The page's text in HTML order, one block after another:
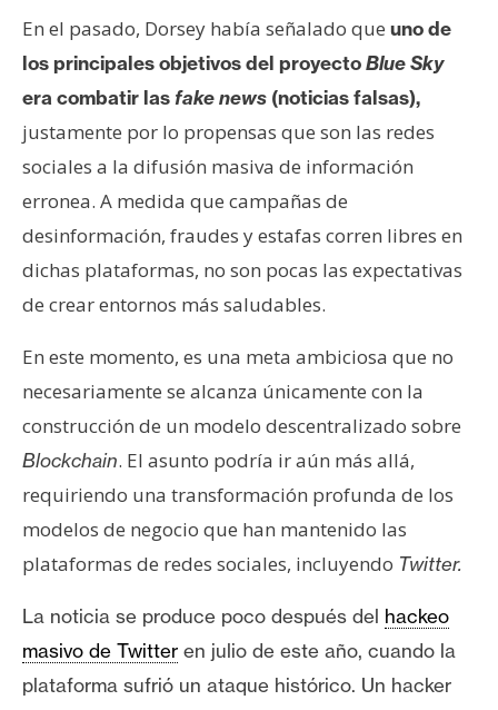
En el pasado, Dorsey había señalado que uno de
los principales objetivos del proyectoBlue Sky
era combatir las fake news (noticias falsas),
justamente por lo propensas que son las redes
sociales a la difusión masiva de información
erronea. A medida que campañas de
desinformación, fraudes y estafas corren libres en
dichas plataformas, no son pocas las expectativas
de crear entornos más saludables.
En este momento, es una meta ambiciosa que no
necesariamente se alcanza únicamente con la
construcción de un modelo descentralizado sobre
Blockchain. El asunto podría ir aún más allá,
requiriendo una transformación profunda de los
modelos de negocio que han mantenido las
plataformas de redes sociales, incluyendo Twitter.
La noticia se produce poco después del hackeo
masivo de Twitter en julio de este año, cuando la
plataforma sufrió un ataque histórico. Un hacker